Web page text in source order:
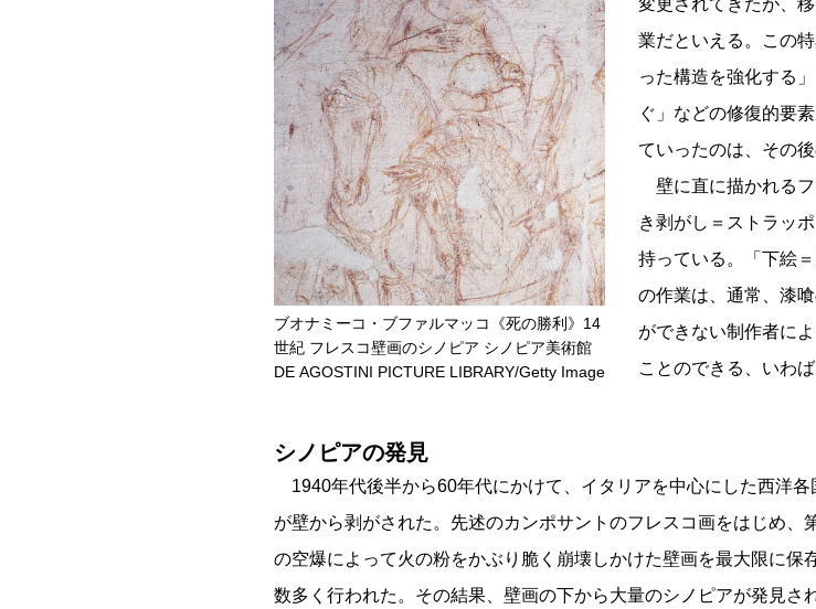
ブオナミーコ・ブファルマッコ《死の勝利》14
世紀 フレスコ壁画のシノピア シノピア美術館
DE AGOSTINI PICTURE LIBRARY/Getty Image
変更されてきたが、
業だといえる。この
った構造を強化する
ぐ」などの修復的要
ていったのは、その後
壁に直に描かれるフ
き剥がし＝ストラッ
持っている。「下絵
の作業は、通常、漆
ができない制作者に
ことのできる、いわ
シノピアの発見
1940年代後半から60年代にかけて、イタリアを中心にした西洋各
が壁から剥がされた。先述のカンポサントのフレスコ画をはじめ、
の空爆によって火の粉をかぶり脆く崩壊しかけた壁画を最大限に保
数多く行われた。その結果、壁画の下から大量のシノピアが発見さ